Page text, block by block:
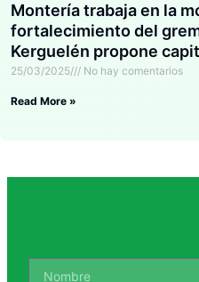
Montería trabaja en la
fortalecimiento del
Kerguelén propone
digital
25/03/2025 No hay comentarios
Read More »